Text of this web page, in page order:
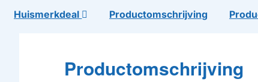
Huismerkdeal Productomschrijving
Productomschrijving